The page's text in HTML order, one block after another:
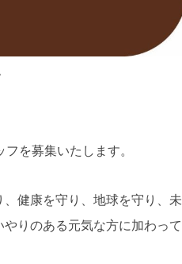
を募集いたします。
健康を守り、地球を守り、未
りのある元気な方に加わって